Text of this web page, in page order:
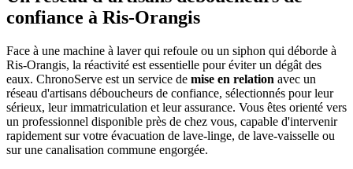
confiance à Ris-Orangis
Face à une machine à laver qui refoule ou un siphon qui déborde à
Ris-Orangis, la réactivité est essentielle pour éviter un dégât des
eaux. ChronoServe est un service de mise en relation avec un
réseau d'artisans déboucheurs de confiance, sélectionnés pour leur
sérieux, leur immatriculation et leur assurance. Vous êtes orienté vers
un professionnel disponible près de chez vous, capable d'intervenir
rapidement sur votre évacuation de lave-linge, de lave-vaisselle ou
sur une canalisation commune engorgée.